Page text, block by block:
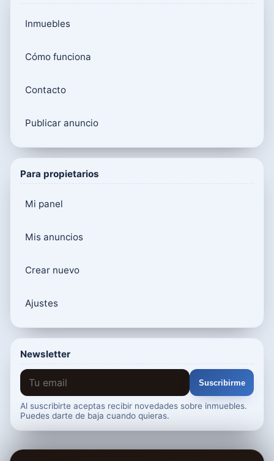
Inmuebles
Cómo funciona
Contacto
Publicar anuncio
Para propietarios
Mi panel
Mis anuncios
Crear nuevo
Ajustes
Newsletter
Suscribirme
Al suscribirte aceptas recibir novedades sobre inmuebles.
Puedes darte de baja cuando quieras.